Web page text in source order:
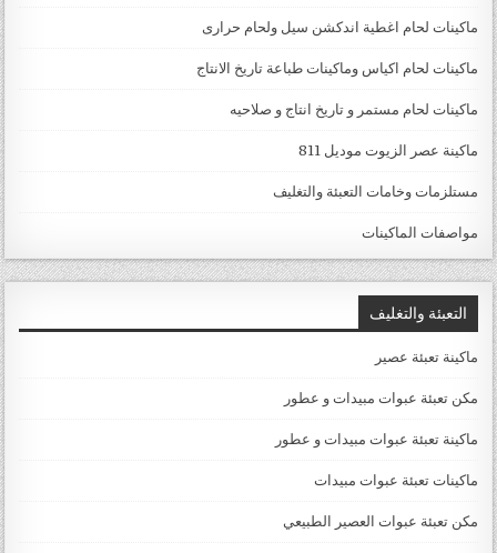
ماكينات لحام اغطية اندكشن سيل ولحام حرارى
ماكينات لحام اكياس وماكينات طباعة تاريخ الانتاج
ماكينات لحام مستمر و تاريخ انتاج و صلاحيه
ماكينة عصر الزيوت موديل 811
مستلزمات وخامات التعبئة والتغليف
مواصفات الماكينات
التعبئة والتغليف
ماكينة تعبئة عصير
مكن تعبئة عبوات مبيدات و عطور
ماكينة تعبئة عبوات مبيدات و عطور
ماكينات تعبئة عبوات مبيدات
مكن تعبئة عبوات العصير الطبيعي